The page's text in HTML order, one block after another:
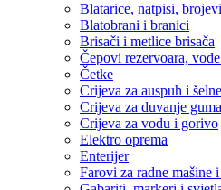
Blatarice, natpisi,
Blatobrani i branici
Brisači i metlice brisača
Čepovi rezervoara,
Četke
Crijeva za auspuh i šelne
Crijeva za duvanje
Crijeva za vodu i gorivo
Elektro oprema
Enterijer
Farovi za radne mašine